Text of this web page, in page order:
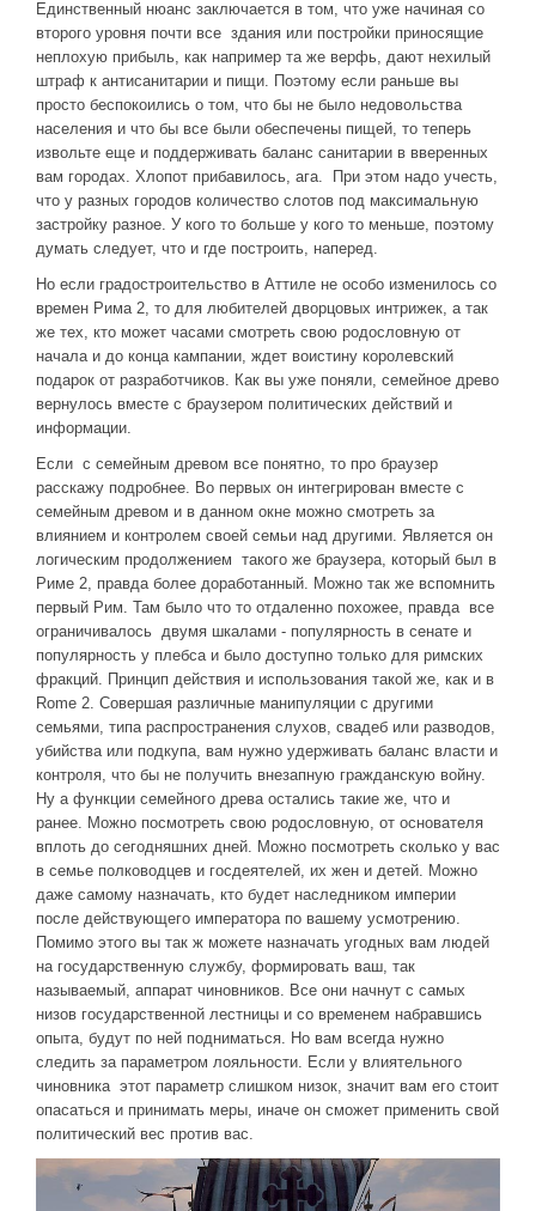
Единственный нюанс заключается в том, что уже начиная со
второго уровня почти все здания или постройки приносящие
неплохую прибыль, как например та же верфь, дают нехилый
штраф к антисанитарии и пищи. Поэтому если раньше вы
просто беспокоились о том, что бы не было недовольства
населения и что бы все были обеспечены пищей, то теперь
извольте еще и поддерживать баланс санитарии в вверенных
вам городах. Хлопот прибавилось, ага. При этом надо учесть,
что у разных городов количество слотов под максимальную
застройку разное. У кого то больше у кого то меньше, поэтому
думать следует, что и где построить, наперед.
Но если градостроительство в Аттиле не особо изменилось со
времен Рима 2, то для любителей дворцовых интрижек, а так
же тех, кто может часами смотреть свою родословную от
начала и до конца кампании, ждет воистину королевский
подарок от разработчиков. Как вы уже поняли, семейное древо
вернулось вместе с браузером политических действий и
информации.
Если с семейным древом все понятно, то про браузер
расскажу подробнее. Во первых он интегрирован вместе с
семейным древом и в данном окне можно смотреть за
влиянием и контролем своей семьи над другими. Является он
логическим продолжением такого же браузера, который был в
Риме 2, правда более доработанный. Можно так же вспомнить
первый Рим. Там было что то отдаленно похожее, правда все
ограничивалось двумя шкалами - популярность в сенате и
популярность у плебса и было доступно только для римских
фракций. Принцип действия и использования такой же, как и в
Rome 2. Совершая различные манипуляции с другими
семьями, типа распространения слухов, свадеб или разводов,
убийства или подкупа, вам нужно удерживать баланс власти и
контроля, что бы не получить внезапную гражданскую войну.
Ну а функции семейного древа остались такие же, что и
ранее. Можно посмотреть свою родословную, от основателя
вплоть до сегодняшних дней. Можно посмотреть сколько у вас
в семье полководцев и госдеятелей, их жен и детей. Можно
даже самому назначать, кто будет наследником империи
после действующего императора по вашему усмотрению.
Помимо этого вы так ж можете назначать угодных вам людей
на государственную службу, формировать ваш, так
называемый, аппарат чиновников. Все они начнут с самых
низов государственной лестницы и со временем набравшись
опыта, будут по ней подниматься. Но вам всегда нужно
следить за параметром лояльности. Если у влиятельного
чиновника этот параметр слишком низок, значит вам его стоит
опасаться и принимать меры, иначе он сможет применить свой
политический вес против вас.